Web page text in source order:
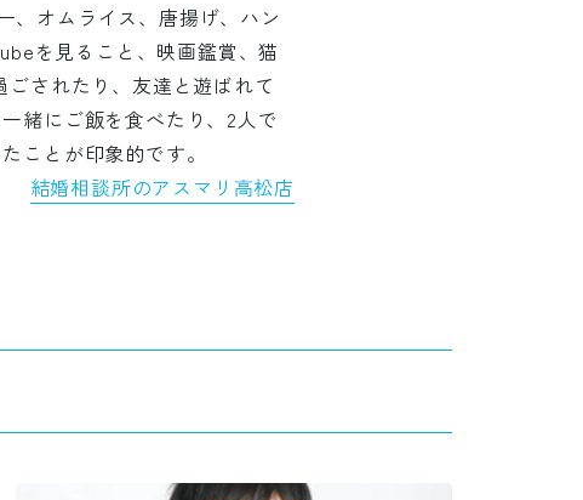
、オムライス、唐揚げ、ハン
を見ること、映画鑑賞、猫
されたり、友達と遊ばれて
緒にご飯を食べたり、2人で
ことが印象的です。
結婚相談所のアスマリ高松店